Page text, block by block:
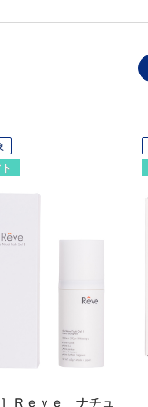
Ｒｅｖｅ ナチュ